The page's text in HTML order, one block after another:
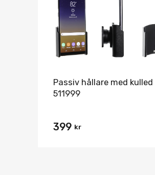
Passiv hållare med kulled
511999
399 kr